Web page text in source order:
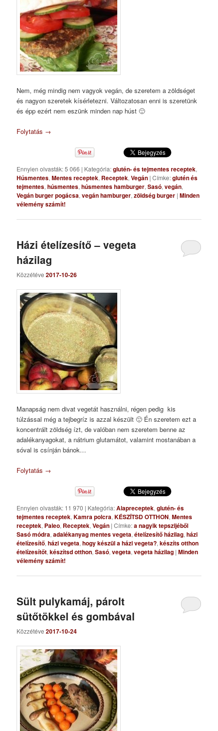
Nem, még mindig nem vagyok vegán, de szeretem a zöldséget
és nagyon szeretek kísérletezni. Változatosan enni is szeretünk
és épp ezért nem eszünk minden nap húst 🙂
Folytatás →
Ennyien olvasták: 5 066 | Kategória:glutén- és tejmentes receptek,
Húsmentes,Mentes receptek, Receptek,Vegán |Címke:glutén és
tejmentes,húsmentes,húsmentes hamburger,Sasó,vegán,
Vegán burger pogácsa,vegán hamburger,zöldség burger |Minden
vélemény számít!
Házi ételízesítő – vegeta
házilag
Közzétéve2017-10-26
Manapság nem divat vegetát használni, régen pedig kis
túlzással még a tejbegríz is azzal készült 🙂 Én szeretem ezt a
koncentrált zöldség ízt, de valóban nem szeretem benne az
adalékanyagokat, a nátrium glutamátot, valamint mostanában a
sóval is csínján bánok…
Folytatás →
Ennyien olvasták: 11 970 | Kategória:Alapreceptek,glutén- és
tejmentes receptek,Kamra polcra,KÉSZÍTSD OTTHON,Mentes
receptek, Paleo, Receptek,Vegán |Címke:a nagyik tepszijéből
Sasó módra,adalékanyag mentes vegeta,ételízesítő házilag,házi
ételízesítő,házi vegeta,hogy készül a házi vegeta?,készíts otthon
ételízesítőt,készítsd otthon,Sasó,vegeta,vegeta házilag |Minden
vélemény számít!
Sült pulykamáj, párolt
sütőtökkel és gombával
Közzétéve2017-10-24